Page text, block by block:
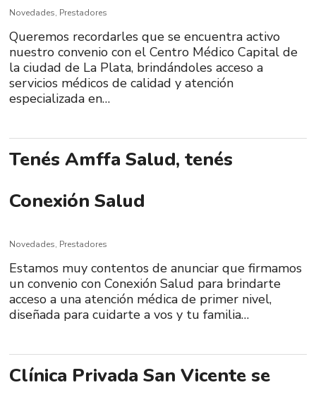
Novedades, Prestadores
Queremos recordarles que se encuentra activo
nuestro convenio con el Centro Médico Capital de
la ciudad de La Plata, brindándoles acceso a
servicios médicos de calidad y atención
especializada en…
Tenés Amffa Salud, tenés
Conexión Salud
Novedades, Prestadores
Estamos muy contentos de anunciar que firmamos
un convenio con Conexión Salud para brindarte
acceso a una atención médica de primer nivel,
diseñada para cuidarte a vos y tu familia…
Clínica Privada San Vicente se